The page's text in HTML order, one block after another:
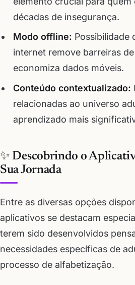
décadas de insegurança.
Modo offline: Possibilidade
internet remove barreiras
economiza dados móveis.
Conteúdo contextualizado:
relacionadas ao universo
aprendizado mais
✨ Descobrindo o
Sua Jornada
Entre as diversas opções
aplicativos se destacam
terem sido desenvolvidos
necessidades específicas de
processo de alfabetização.